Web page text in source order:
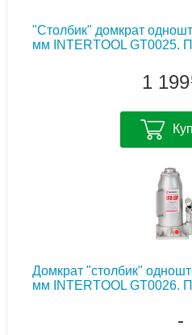
"Столбик" домкрат
мм INTERTOOL GT0025.
1 199
Домкрат "столбик"
мм INTERTOOL GT0026.
-